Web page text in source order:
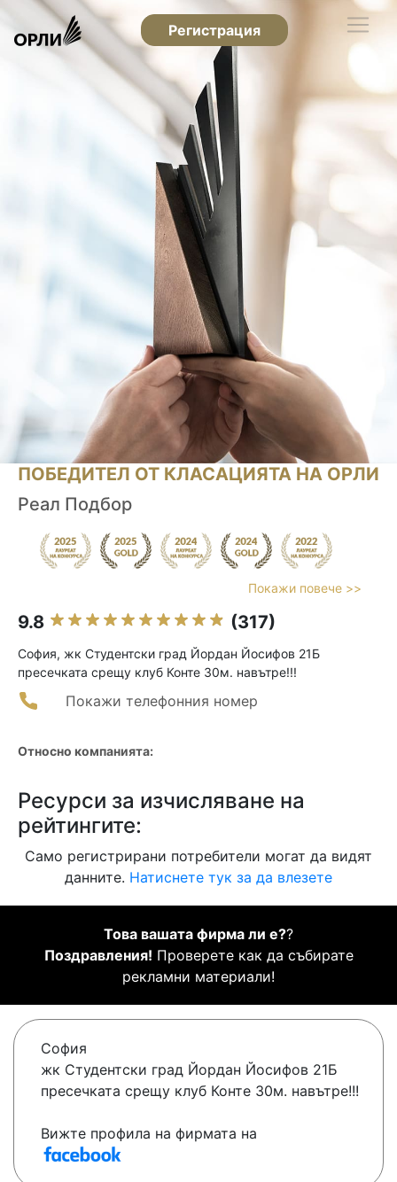
Регистрация
ПОБЕДИТЕЛ ОТ КЛАСАЦИЯТА НА ОРЛИ
Реал Подбор
Покажи повече >>
9.8 (317)
София, жк Студентски град Йордан Йосифов 21Б
пресечката срещу клуб Конте 30м. навътре!!!
Покажи телефонния номер
Относно компанията:
Ресурси за изчисляване на
рейтингите:
Само регистрирани потребители могат да видят
данните. Натиснете тук за да влезете
Това вашата фирма ли е??
Поздравления! Проверете как да събирате
рекламни материали!
София
жк Студентски град Йордан Йосифов 21Б
пресечката срещу клуб Конте 30м. навътре!!!
Вижте профила на фирмата на